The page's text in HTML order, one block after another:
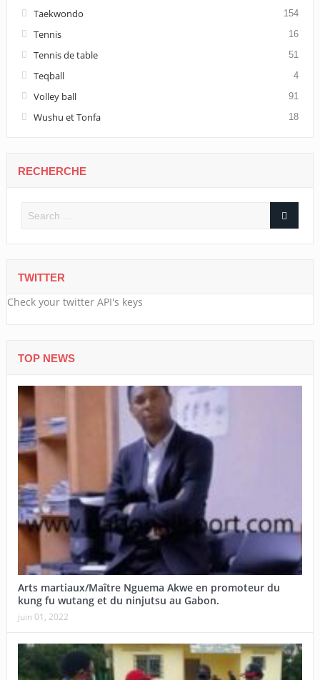
Taekwondo 154
Tennis 16
Tennis de table 51
Teqball 4
Volley ball 91
Wushu et Tonfa 18
RECHERCHE
TWITTER
Check your twitter API's keys
TOP NEWS
Arts martiaux/Maître Nguema Akwe en promoteur du
kung fu wutang et du ninjutsu au Gabon.
juin 01, 2022